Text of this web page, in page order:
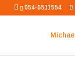
054-5511554